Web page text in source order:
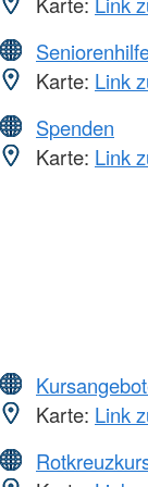
Karte: Link
Spenden
Karte: Link
Karte: Link